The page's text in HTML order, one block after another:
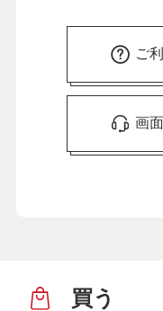
ご
画
買う